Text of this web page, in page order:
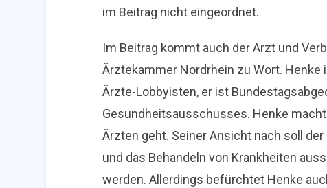
im Beitrag nicht eingeordnet.
Im Beitrag kommt auch der Arzt und
Ärztekammer Nordrhein zu Wort.
Ärzte-Lobbyisten, er ist
Gesundheitsausschusses. Henke
Ärzten geht. Seiner Ansicht nach soll
und das Behandeln von Krankheiten
werden. Allerdings befürchtet Henke